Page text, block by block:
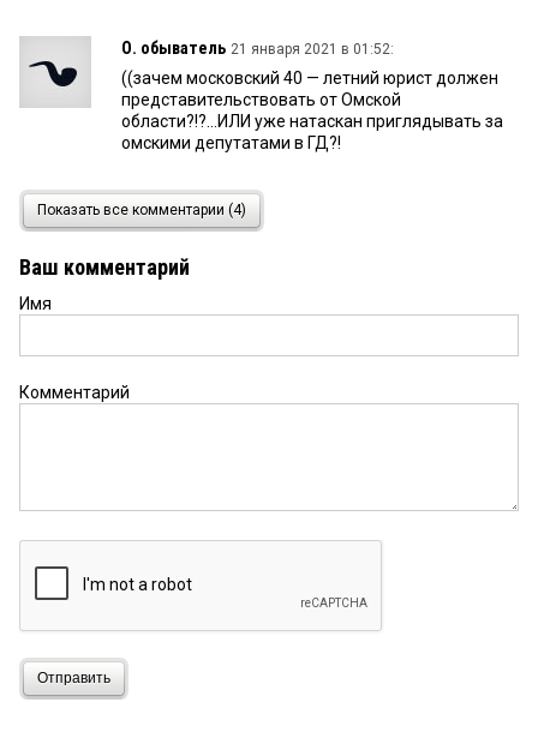
О. обыватель 21 января 2021 в 01:52:
((зачем московский 40 — летний юрист должен
представительствовать от Омской
области?!?...ИЛИ уже натаскан приглядывать за
омскими депутатами в ГД?!
16 января 2021 в 15:22:
Читаешь все и не хлсетмч верить своим глазам.
Правительстве. А при аппарате президента есть
нужно быть..., чтобы всех их кормить?
Показать все комментарии (4)
Ваш комментарий
Имя
Комментарий
Отправить